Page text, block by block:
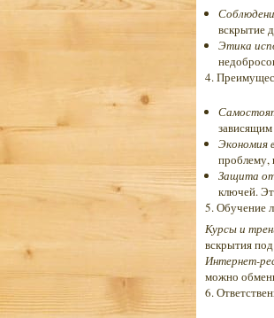
вскрытие
Этика
4.
Экономия
проблему,
Защита
ключей.
5. Обучение
Курсы и
вскрытия
Интернет-
можно
6.